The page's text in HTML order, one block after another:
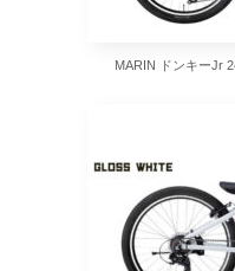
MARIN ドンキーJr